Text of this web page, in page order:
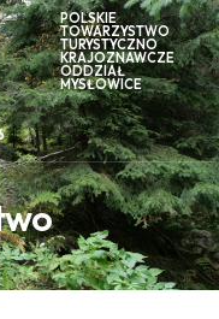
POLSKIE
TOWARZYSTWO
TURYSTYCZNO
KRAJOZNAWCZE
ODDZIAŁ
MYSŁOWICE